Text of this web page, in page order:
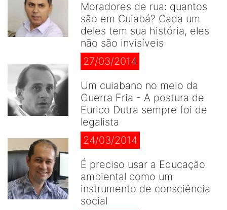
Moradores de rua: quantos
são em Cuiabá? Cada um
deles tem sua história, eles
não são invisíveis
27/03/2014
Um cuiabano no meio da
Guerra Fria - A postura de
Eurico Dutra sempre foi de
legalista
24/03/2014
É preciso usar a Educação
ambiental como um
instrumento de consciência
social